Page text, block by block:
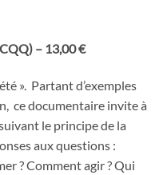
– 13,00 €
». Partant d’exemples
ce documentaire invite à
le principe de la
aux questions :
? Comment agir ? Qui